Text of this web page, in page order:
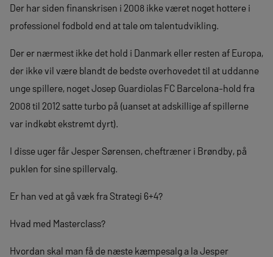
Der har siden finanskrisen i 2008 ikke været noget hottere i
professionel fodbold end at tale om talentudvikling.
Der er nærmest ikke det hold i Danmark eller resten af Europa,
der ikke vil være blandt de bedste overhovedet til at uddanne
unge spillere, noget Josep Guardiolas FC Barcelona-hold fra
2008 til 2012 satte turbo på (uanset at adskillige af spillerne
var indkøbt ekstremt dyrt).
I disse uger får Jesper Sørensen, cheftræner i Brøndby, på
puklen for sine spillervalg.
Er han ved at gå væk fra Strategi 6+4?
Hvad med Masterclass?
Hvordan skal man få de næste kæmpesalg a la Jesper